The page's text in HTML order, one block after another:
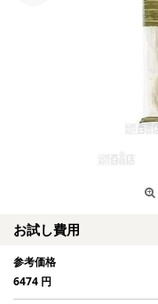
お試し費用
参考価格
6474 円